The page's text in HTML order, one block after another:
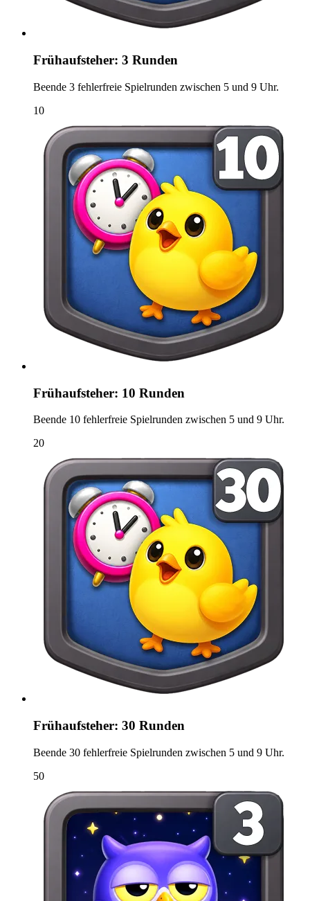
Frühaufsteher: 3 Runden
Beende 3 fehlerfreie Spielrunden zwischen 5 und 9 Uhr.
10
Frühaufsteher: 10 Runden
Beende 10 fehlerfreie Spielrunden zwischen 5 und 9 Uhr.
20
Frühaufsteher: 30 Runden
Beende 30 fehlerfreie Spielrunden zwischen 5 und 9 Uhr.
50